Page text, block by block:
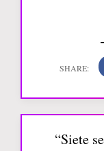
“Siete